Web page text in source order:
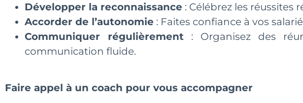
Développer la reconnaissance : Célébrez les réussites
Accorder de l’autonomie : Faites confiance à vos
Communiquer régulièrement : Organisez des
communication fluide.
Faire appel à un coach pour vous accompagner